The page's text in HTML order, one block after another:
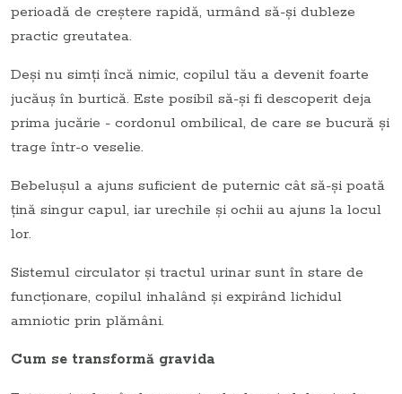
perioadă de creştere rapidă, urmând să-şi dubleze
practic greutatea.
Deşi nu simţi încă nimic, copilul tău a devenit foarte
jucăuş în burtică. Este posibil să-şi fi descoperit deja
prima jucărie - cordonul ombilical, de care se bucură şi
trage într-o veselie.
Bebeluşul a ajuns suficient de puternic cât să-şi poată
ţină singur capul, iar urechile şi ochii au ajuns la locul
lor.
Sistemul circulator şi tractul urinar sunt în stare de
funcţionare, copilul inhalând şi expirând lichidul
amniotic prin plămâni.
Cum se transformă gravida